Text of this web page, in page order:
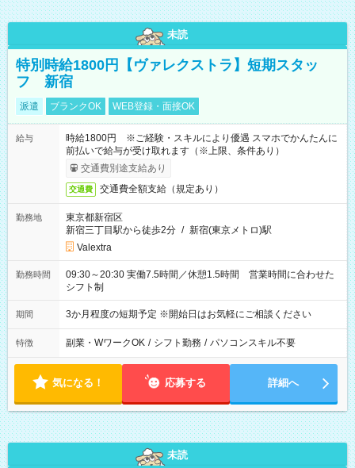
未読
特別時給1800円【ヴァレクストラ】短期スタッ
フ 新宿
派遣 ブランクOK WEB登録・面接OK
給与
時給1800円 ※ご経験・スキルにより優遇 スマホでかんたんに
前払いで給与が受け取れます（※上限、条件あり）
交通費別途支給あり
交通費 交通費全額支給（規定あり）
勤務地
東京都新宿区
新宿三丁目駅から徒歩2分 / 新宿(東京メトロ)駅
Valextra
勤務時間
09:30～20:30 実働7.5時間／休憩1.5時間 営業時間に合わせた
シフト制
期間 3か月程度の短期予定 ※開始日はお気軽にご相談ください
特徴 副業・WワークOK / シフト勤務 / パソコンスキル不要
気になる！ 応募する 詳細へ
未読